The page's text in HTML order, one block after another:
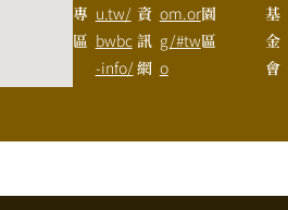
專
區
u.tw/
bwbc
-info/
資
訊
網
om.or
g/#tw
o
園
區
基
金
會